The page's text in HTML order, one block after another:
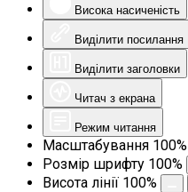
Висока насиченість
Виділити посилання
Виділити заголовки
Читач з екрана
Режим читання
Масштабування 100%
Розмір шрифту 100%
Висота лінії 100%